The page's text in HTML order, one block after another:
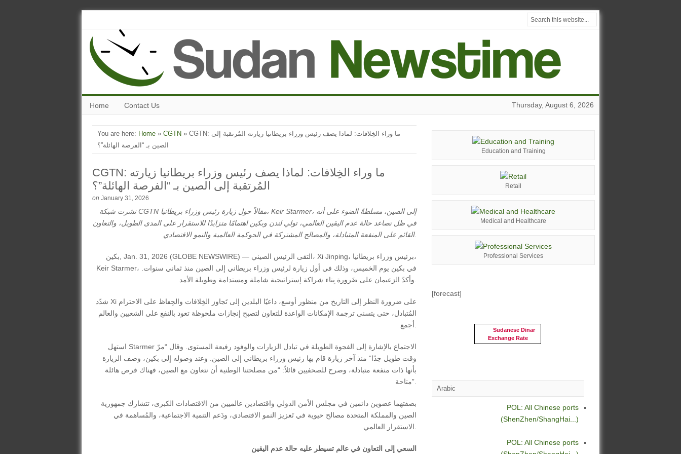
Home Contact Us Thursday, August 6, 2026
You are here: Home » CGTN » CGTN: ما وراء الخِلافات: لماذا يصف رئيس وزراء بريطانيا زيارته المُرتقبة إلى
الصين بـ “الفرصة الهائلة”؟
CGTN: ما وراء الخِلافات: لماذا يصف رئيس وزراء بريطانيا زيارته
المُرتقبة إلى الصين بـ “الفرصة الهائلة”؟
on January 31, 2026
نشرت شبكة CGTN مقالاً حول زيارة رئيس وزراء بريطانيا، Keir Starmer، إلى الصين، مسلطةً الضوء على أنه
في ظل تصاعد حالة عدم اليقين العالمي، تولي لندن وبكين اهتمامًا متزايدًا للاستقرار على المدى الطويل، والتعاون
القائم على المنفعة المتبادلة، والمصالح المشتركة في الحوكمة العالمية والنمو الاقتصادي.
بكين, Jan. 31, 2026 (GLOBE NEWSWIRE) — التقى الرئيس الصيني، Xi Jinping، برئيس وزراء بريطانيا،
Keir Starmer، في بكين يوم الخميس، وذلك في أول زيارة لرئيس وزراء بريطاني إلى الصين منذ ثماني سنوات.
شدّد Xi على ضرورة النظر إلى التاريخ من منظور أوسع، داعيًا البلدين إلى تَجاوز الخِلافات والحِفاظ على الاحترام
المُتبادل، حتى يتسنى ترجمة الإمكانات الواعدة للتعاون لتصبح إنجازات ملحوظة تعود بالنفع على الشعبين والعالم
استهل Starmer الاجتماع بالإشارة إلى الفجوة الطويلة في تبادل الزيارات والوفود رفيعة المستوى. وقال “مرّ
وقت طويل جدًا” منذ آخر زيارة قام بها رئيس وزراء بريطاني إلى الصين. وعند وصوله إلى بكين، وصف الزيارة
بأنها ذات منفعة متبادلة، وصرح للصحفيين قائلاً: “من مصلحتنا الوطنية أن نتعاون مع الصين، فهناك فرص هائلة
متاحة”.
بصفتهما عضوين دائمين في مجلس الأمن الدولي واقتصادين عالميين من الاقتصادات الكبرى، تتشارك جمهورية
الصين والمملكة المتحدة مصالح حيوية في تَعزيز النمو الاقتصادي، ودَعم التنمية الاجتماعية، والمُساهمة في
السعي إلى التعاون في عالم تسيطر عليه حالة عدم اليقين
Education and Training
Retail
Medical and Healthcare
Professional Services
[forecast]
Sudanese Dinar
Exchange Rate
Arabic
POL: All Chinese ports
(ShenZhen/ShangHai...)
POL: All Chinese ports